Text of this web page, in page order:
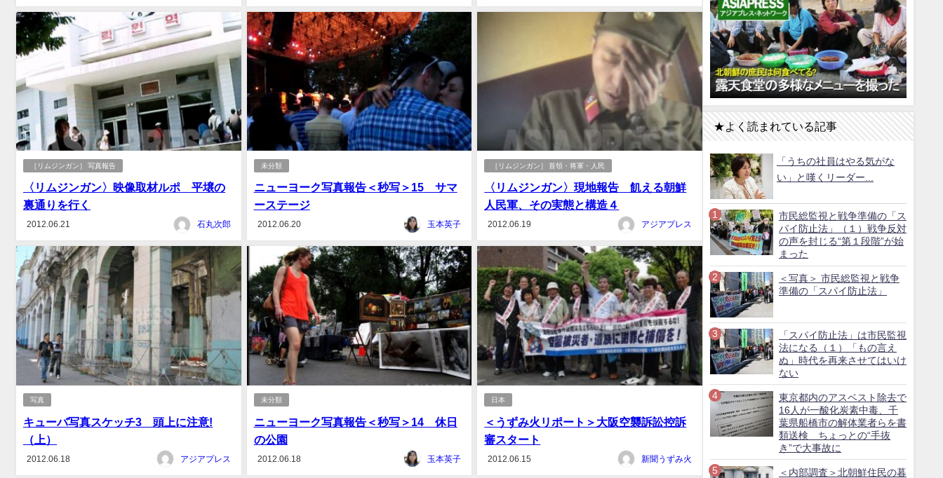
［リムジンガン］ 写真報告
〈リムジンガン〉映像取材ルポ 平壌の
裏通りを行く
2012.06.21 石丸次郎
未分類
ニューヨーク写真報告＜秒写＞15 サマ
ーステージ
2012.06.20 玉本英子
［リムジンガン］ 首領・将軍・人民
〈リムジンガン〉現地報告 飢える朝鮮
人民軍、その実態と構造４
2012.06.19 アジアプレス
写真
キューバ写真スケッチ3 頭上に注意!
（上）
2012.06.18 アジアプレス
未分類
ニューヨーク写真報告＜秒写＞14 休日
の公園
2012.06.18 玉本英子
日本
＜うずみ火リポート＞大阪空襲訴訟控訴
審スタート
2012.06.15 新聞うずみ火
★よく読まれている記事
「うちの社員はやる気がな
い」と嘆くリーダー...
市民総監視と戦争準備の「ス
パイ防止法」（１）戦争反対
の声を封じる“第１段階”が始
まった
＜写真＞ 市民総監視と戦争
準備の「スパイ防止法」
「スパイ防止法」は市民監視
法になる（１）「もの言え
ぬ」時代を再来させてはいけ
ない
東京都内のアスベスト除去で
16人が一酸化炭素中毒、千
葉県船橋市の解体業者らを書
類送検 ちょっとの“手抜
き”で大事故に
＜内部調査＞北朝鮮住民の暮